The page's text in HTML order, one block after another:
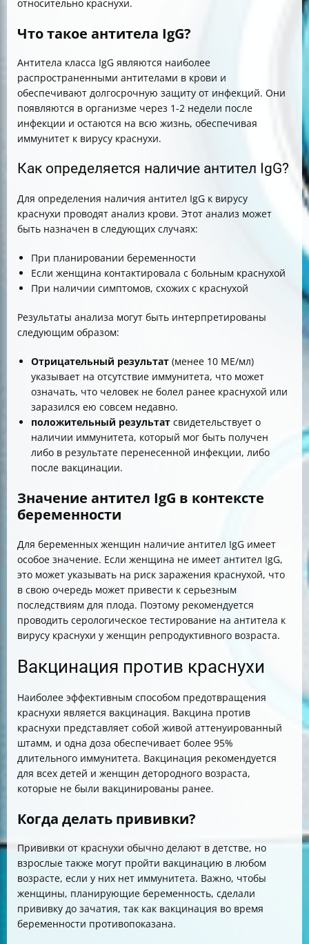
относительно краснухи.
Что такое антитела IgG?
Антитела класса IgG являются наиболее
распространенными антителами в крови и
обеспечивают долгосрочную защиту от инфекций. Они
появляются в организме через 1-2 недели после
инфекции и остаются на всю жизнь, обеспечивая
иммунитет к вирусу краснухи.
Как определяется наличие антител IgG?
Для определения наличия антител IgG к вирусу
краснухи проводят анализ крови. Этот анализ может
быть назначен в следующих случаях:
При планировании беременности
Если женщина контактировала с больным краснухой
При наличии симптомов, схожих с краснухой
Результаты анализа могут быть интерпретированы
следующим образом:
Отрицательный результат (менее 10 МЕ/мл)
указывает на отсутствие иммунитета, что может
означать, что человек не болел ранее краснухой или
заразился ею совсем недавно.
положительный результат свидетельствует о
наличии иммунитета, который мог быть получен
либо в результате перенесенной инфекции, либо
после вакцинации.
Значение антител IgG в контексте
беременности
Для беременных женщин наличие антител IgG имеет
особое значение. Если женщина не имеет антител IgG,
это может указывать на риск заражения краснухой, что
в свою очередь может привести к серьезным
последствиям для плода. Поэтому рекомендуется
проводить серологическое тестирование на антитела к
вирусу краснухи у женщин репродуктивного возраста.
Вакцинация против краснухи
Наиболее эффективным способом предотвращения
краснухи является вакцинация. Вакцина против
краснухи представляет собой живой аттенуированный
штамм, и одна доза обеспечивает более 95%
длительного иммунитета. Вакцинация рекомендуется
для всех детей и женщин детородного возраста,
которые не были вакцинированы ранее.
Когда делать прививки?
Прививки от краснухи обычно делают в детстве, но
взрослые также могут пройти вакцинацию в любом
возрасте, если у них нет иммунитета. Важно, чтобы
женщины, планирующие беременность, сделали
прививку до зачатия, так как вакцинация во время
беременности противопоказана.